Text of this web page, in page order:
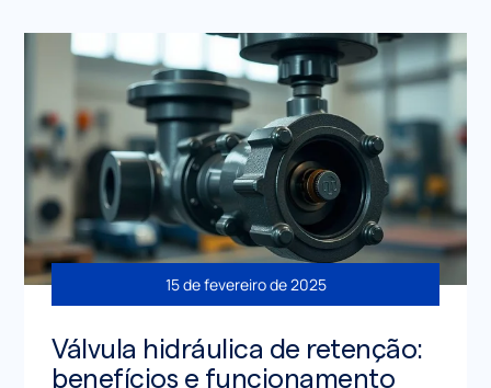
15 de fevereiro de 2025
Válvula hidráulica de retenção:
benefícios e funcionamento